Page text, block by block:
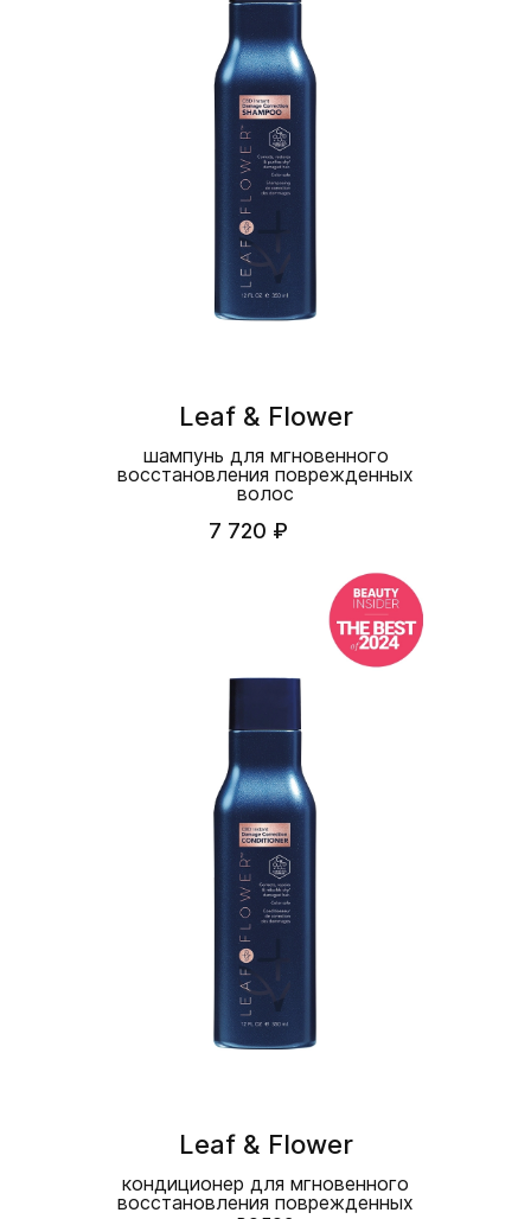
Leaf & Flower
шампунь для мгновенного
восстановления поврежденных
волос
7 720 ₽
Leaf & Flower
кондиционер для мгновенного
восстановления поврежденных